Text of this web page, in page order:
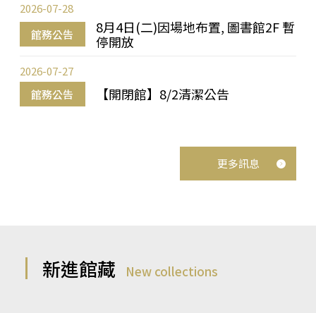
館務公告
8月4日(二)因場地布置, 圖書館2F 暫
停開放
2026-07-28
館務公告 【開閉館】8/2清潔公告
2026-07-27
更多訊息
新進館藏 New collections